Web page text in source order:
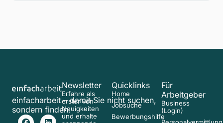
einfacharbeit – damit Sie nicht suchen,
sondern finden.
Quicklinks
Home
Jobsuche
Bewerbungshilfe
Für
Arbeitgeber
Business
(Login)
Newsletter
Erfahre als
erster von
Neuigkeiten
und erhalte